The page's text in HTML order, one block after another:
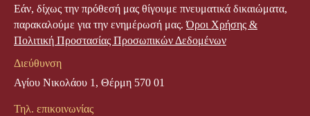
Εάν, δίχως την πρόθεσή μας θίγουμε πνευματικά δικαιώματα,
παρακαλούμε για την ενημέρωσή μας.Όροι Χρήσης &
Πολιτική Προστασίας Προσωπικών Δεδομένων
Διεύθυνση
Αγίου Νικολάου 1, Θέρμη 570 01
Τηλ. επικοινωνίας